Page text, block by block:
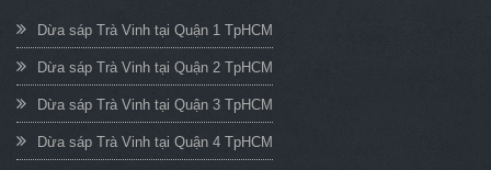
Dừa sáp Trà Vinh tại Quận 1 TpHCM
Dừa sáp Trà Vinh tại Quận 2 TpHCM
Dừa sáp Trà Vinh tại Quận 3 TpHCM
Dừa sáp Trà Vinh tại Quận 4 TpHCM